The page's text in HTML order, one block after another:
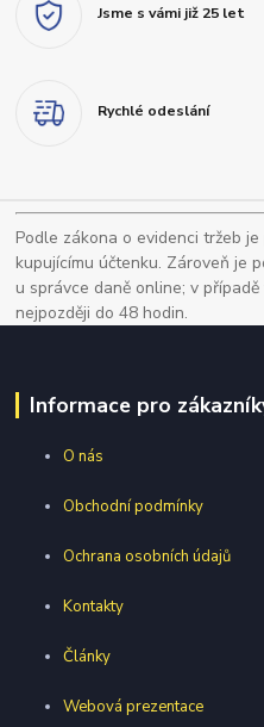
Jsme s vámi již 25 let
Rychlé odeslání
Podle zákona o evidenci tržeb
kupujícímu účtenku. Zároveň je
u správce daně online; v
nejpozději do 48 hodin.
Informace pro
O nás
Obchodní podmínky
Ochrana osobních údajů
Kontakty
Články
Webová prezentace